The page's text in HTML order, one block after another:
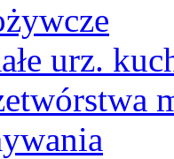
urz.